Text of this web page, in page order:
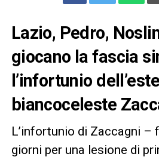
Lazio, Pedro,
giocano la fascia
l’infortunio
biancoceleste
L’infortunio di Zaccagni –
giorni per una lesione di